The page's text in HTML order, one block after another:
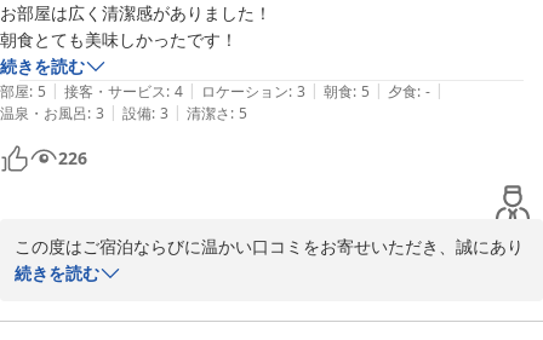
ホテルたいよう農園古三津
フロントスタッフ一同
ホテルたいよう農園 松山古三津
お部屋は広く清潔感がありました！
朝食とても美味しかったです！
続きを読む
部屋: 5 | 接客・サービス: 4 | ロケーション: 3 | 朝食: 5 | 夕食: - |
温泉・お風呂: 3 | 設備: 3 | 清潔さ: 5
226
この度はご宿泊ならびに温かい口コミをお寄せいただき、誠にあり
がとうございます。
お召し上がりいただけたとのお言葉は、スタッフにとって大きな励
続きを読む